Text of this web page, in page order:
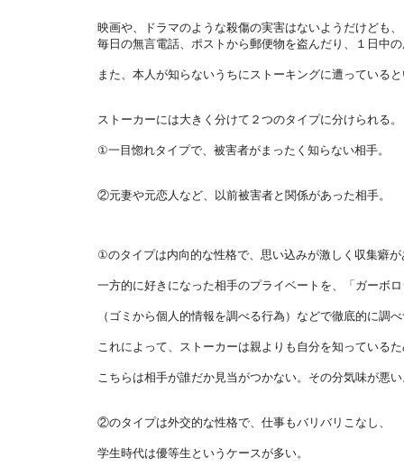
映画や、ドラマのような殺傷の実害はないようだけども、
毎日の無言電話、ポストから郵便物を盗んだり、１日中
また、本人が知らないうちにストーキングに遭っている
ストーカーには大きく分けて２つのタイプに分けられる。
①一目惚れタイプで、被害者がまったく知らない相手。
②元妻や元恋人など、以前被害者と関係があった相手。
①のタイプは内向的な性格で、思い込みが激しく収集癖が
一方的に好きになった相手のプライベートを、「ガーボ
（ゴミから個人的情報を調べる行為）などで徹底的に調
これによって、ストーカーは親よりも自分を知っている
こちらは相手が誰だか見当がつかない。その分気味が悪い
②のタイプは外交的な性格で、仕事もバリバリこなし、
学生時代は優等生というケースが多い。